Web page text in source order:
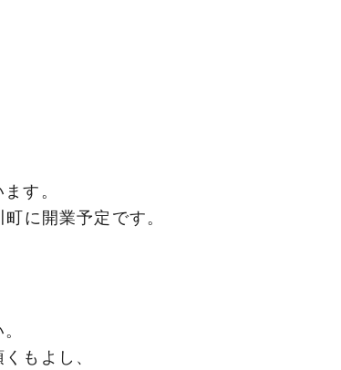
す。
に開業予定です。
もよし、